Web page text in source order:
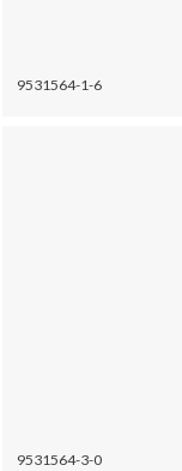
9531564-1-6
9531564-3-0